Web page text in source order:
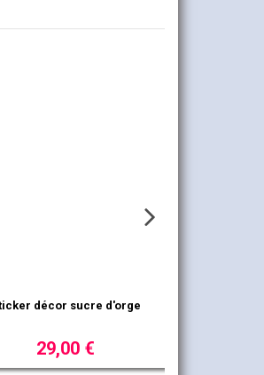
Sticker jouet peluche chien
9,00 €